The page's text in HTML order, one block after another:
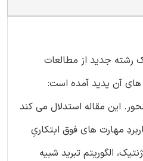
رشته جدید از مطالعات
های آن پدید آمده است:
این مقاله استدلال می کند
مهارت های فوق ابتکاریِ
الگوریتم تبرید شبیه